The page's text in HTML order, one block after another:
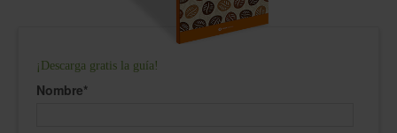
¡Descarga gratis la guía!
Nombre*